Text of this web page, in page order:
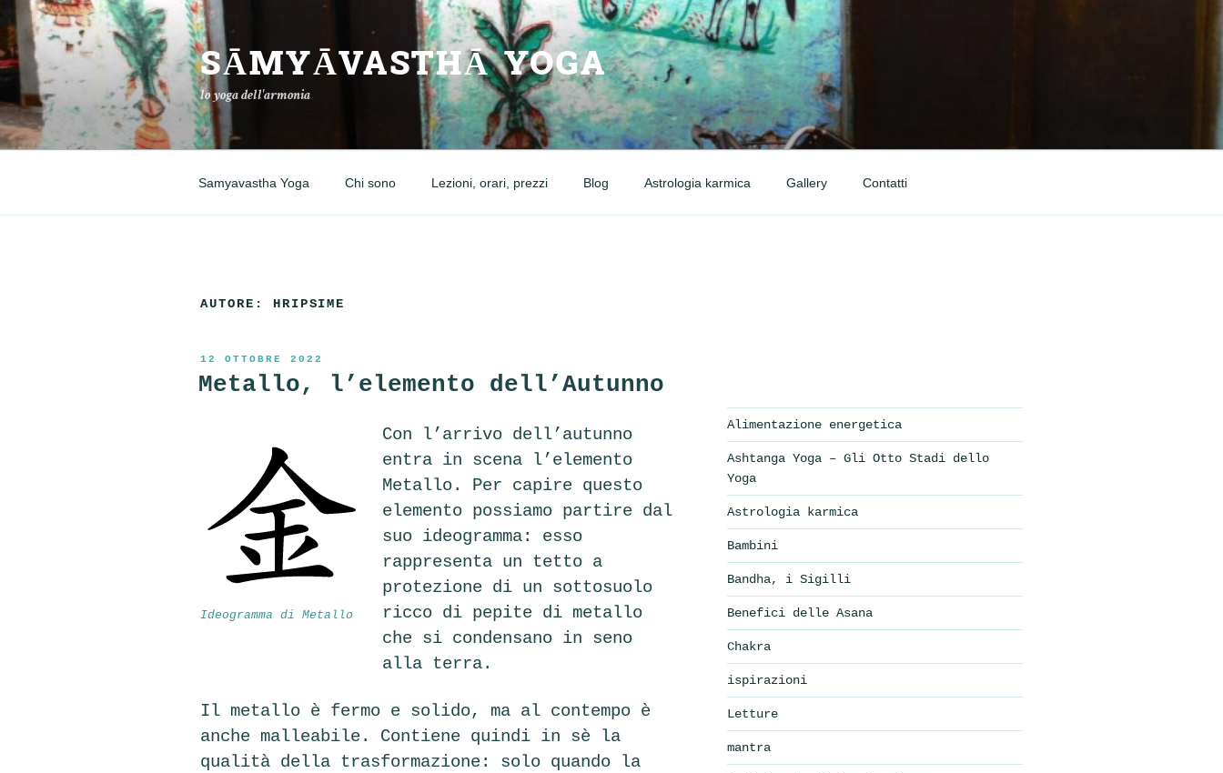
Salta
al
contenuto
SĀMYĀVASTHĀ YOGA
lo yoga dell'armonia
Samyavastha Yoga Chi sono Lezioni, orari, prezzi Blog Astrologia karmica Gallery Contatti
AUTORE: HRIPSIME
PUBBLICATO
12 OTTOBRE 2022
Metallo, l’elemento dell’Autunno
Ideogramma di Metallo
Con l’arrivo dell’autunno
entra in scena l’elemento
Metallo. Per capire questo
elemento possiamo partire dal
suo ideogramma: esso
rappresenta un tetto a
protezione di un sottosuolo
ricco di pepite di metallo
che si condensano in seno
alla terra.
Il metallo è fermo e solido, ma al contempo è
anche malleabile. Contiene quindi in sè la
qualità della trasformazione: solo quando la
Alimentazione energetica
Ashtanga Yoga – Gli Otto Stadi dello
Yoga
Astrologia karmica
Bambini
Bandha, i Sigilli
Benefici delle Asana
Chakra
ispirazioni
Letture
mantra